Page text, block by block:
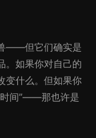
——但它们确实是
。如果你对自己的
变什么。但如果你
时间”——那也许是